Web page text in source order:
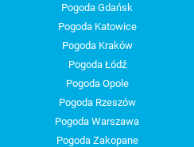
Pogoda Gdańsk
Pogoda Katowice
Pogoda Kraków
Pogoda Łódź
Pogoda Opole
Pogoda Rzeszów
Pogoda Warszawa
Pogoda Zakopane